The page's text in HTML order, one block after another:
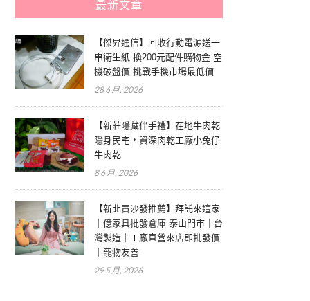
最新文章
【傑昇通信】回收行動電源送一
串衛生紙 換200元配件購物金 空
機破盤價 挑戰手機市場最低價
28 6 月, 2026
【新莊隱藏伴手禮】在地牛肉乾
隱身民宅，資深肉乾工廠小兔仔
牛肉乾
8 6 月, 2026
【新北買沙發推薦】拜託來這家
｜億家具批發倉庫 泰山門市｜台
灣製造｜工廠直營來店即批發價
｜寵物友善
29 5 月, 2026